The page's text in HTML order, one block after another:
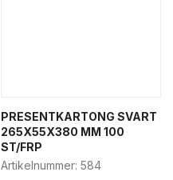
PRESENTKARTONG SVART
265X55X380 MM 100
ST/FRP
Artikelnummer: 584